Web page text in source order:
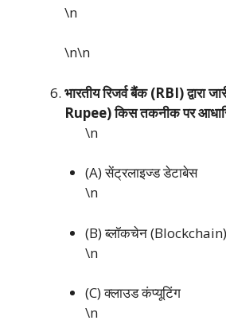
\n
\n\n
भारतीय रिजर्व बैंक (RBI) द्वारा
Rupee) किस तकनीक पर
\n
(A) सेंट्रलाइज्ड डेटाबेस
\n
(B) ब्लॉकचेन (Blockchain)
\n
(C) क्लाउड कंप्यूटिंग
\n